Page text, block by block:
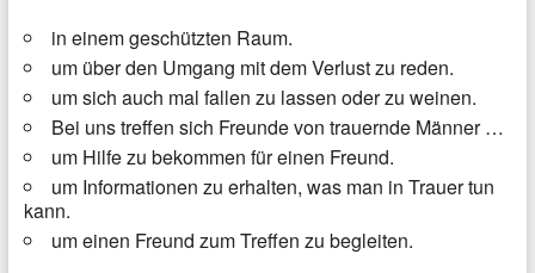
in einem geschützten Raum.
um über den Umgang mit dem Verlust zu reden.
um sich auch mal fallen zu lassen oder zu weinen.
Bei uns treffen sich Freunde von trauernde Männer …
um Hilfe zu bekommen für einen Freund.
um Informationen zu erhalten, was man in Trauer tun
kann.
um einen Freund zum Treffen zu begleiten.